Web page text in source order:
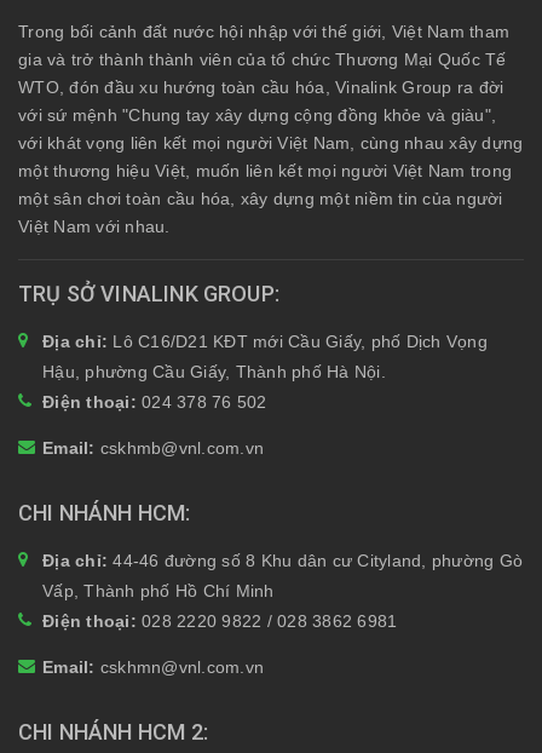
Trong bối cảnh đất nước hội nhập với thế giới, Việt Nam tham
gia và trở thành thành viên của tổ chức Thương Mại Quốc Tế
WTO, đón đầu xu hướng toàn cầu hóa, Vinalink Group ra đời
với sứ mệnh "Chung tay xây dựng cộng đồng khỏe và giàu",
với khát vọng liên kết mọi người Việt Nam, cùng nhau xây dựng
một thương hiệu Việt, muốn liên kết mọi người Việt Nam trong
một sân chơi toàn cầu hóa, xây dựng một niềm tin của người
Việt Nam với nhau.
TRỤ SỞ VINALINK GROUP
Địa chỉ: Lô C16/D21 KĐT mới Cầu Giấy, phố Dịch Vọng
Hậu, phường Cầu Giấy, Thành phố Hà Nội.
Điện thoại: 024 378 76 502
Email: cskhmb@vnl.com.vn
CHI NHÁNH HCM
Địa chỉ:44-46 đường số 8 Khu dân cư Cityland, phường Gò
Vấp, Thành phố Hồ Chí Minh
Điện thoại: 028 2220 9822 / 028 3862 6981
Email: cskhmn@vnl.com.vn
CHI NHÁNH HCM 2